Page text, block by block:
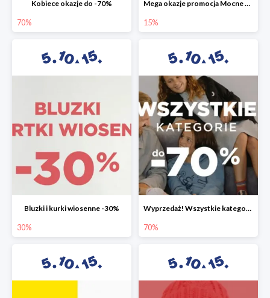
Kobiece okazje do -70%
70%
Mega okazje promocja Mocne marki do -70%
15%
Bluzki i kurki wiosenne -30%
30%
Wyprzedaż! Wszystkie kategorie do -70%
70%